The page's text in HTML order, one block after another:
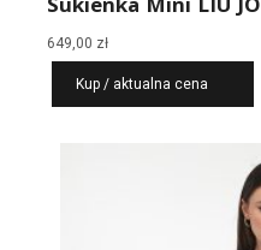
Sukienka Mini LIU JO
649,00 zł
Kup / aktualna cena